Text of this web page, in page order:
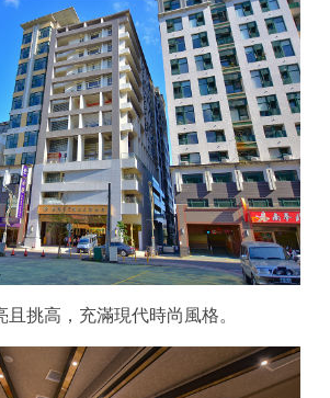
挑高，充滿現代時尚風格。